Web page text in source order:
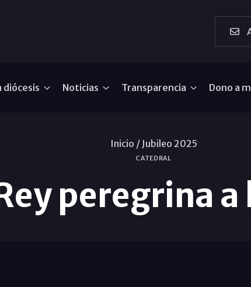
diócesis Noticias Transparencia Dono a
Inicio / Jubileo 2025
CATEDRAL
peregrina a